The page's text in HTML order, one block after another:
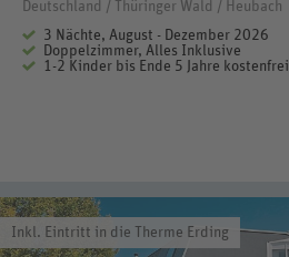
Deutschland / Thüringer Wald / Heubach
3 Nächte, August - Dezember 2026
Doppelzimmer, Alles Inklusive
1-2 Kinder bis Ende 5 Jahre kostenfrei
Inkl. Eintritt in die Therme Erding